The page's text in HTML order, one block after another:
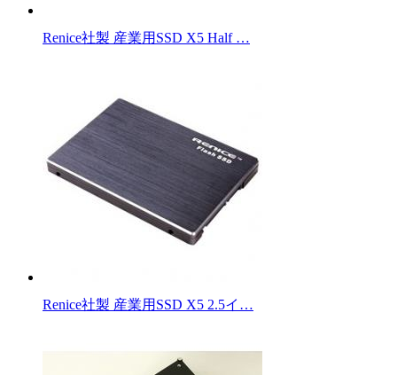
Renice社製 産業用SSD X5 Half …
Renice社製 産業用SSD X5 2.5イ…